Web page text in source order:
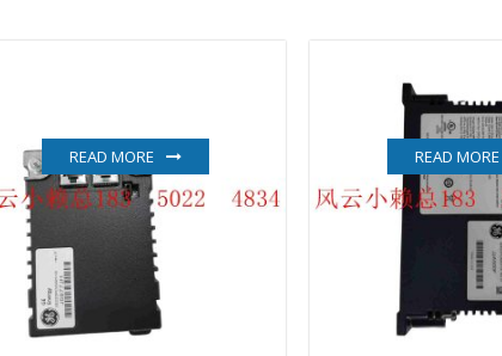
REXROTH
Rolls Royce
SAM ELETRONICS
SCHNEIDER
READ MORE READ MORE